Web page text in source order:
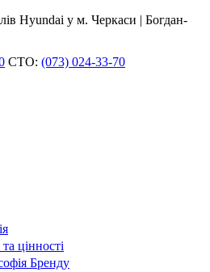
СТО: (073) 024-33-70
цінності
Бренду